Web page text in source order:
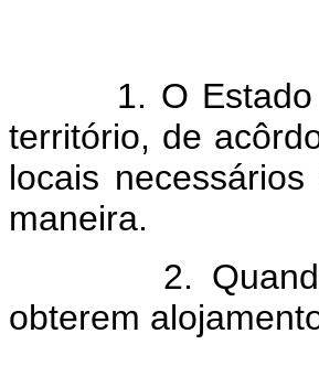
1. O Estado
território, de
locais
maneira.
2. Quando
obterem